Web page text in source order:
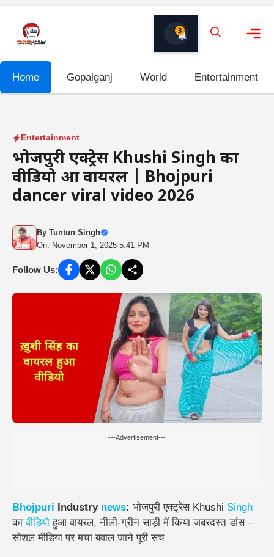
content
3
Home Gopalganj World Entertainment
Entertainment
भोजपुरी एक्ट्रेस Khushi Singh का
वीडियो हुआ वायरल | Bhojpuri
dancer viral video 2026
By Tuntun Singh
On: November 1, 2025 5:41 PM
Follow Us:
---Advertisement---
Bhojpuri Industry news: भोजपुरी एक्ट्रेस Khushi Singh
कावीडियो हुआ वायरल, नीली-ग्रीन साड़ी में किया जबरदस्त डांस –
सोशल मीडिया पर मचा बवाल जाने पूरी सच